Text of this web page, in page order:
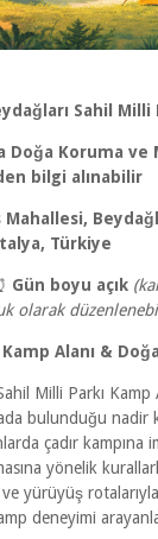
Sahil Milli
Doğa Koruma ve
bilgi alınabilir
Türkiye
Gün boyu açık
olarak
Alanı &
Milli Parkı
bulunduğu nadir
çadır kampına
yönelik
yürüyüş
deneyimi